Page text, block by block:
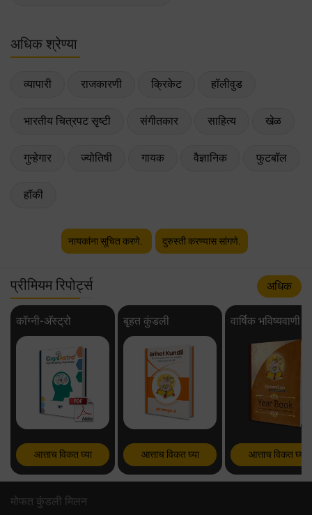
अधिक श्रेण्या
व्यापारी राजकारणी क्रिकेट हॉलीवुड
भारतीय चित्रपट सृष्टी संगीतकार साहित्य खेळ
गुन्हेगार ज्योतिषी गायक वैज्ञानिक फुटबॉल
हॉकी
नायकांना सूचित करणे. दुरुस्ती करण्यास सांगणे.
प्रीमियम रिपोर्ट्स अधिक
कॉग्नी-अ‍ॅस्ट्रो
आत्ताच विकत घ्या
बृहत कुंडली
आत्ताच विकत घ्या
वार्षिक भविष्यवाणी
आत्ताच विकत घ्या
मोफत कुंडली मिलन